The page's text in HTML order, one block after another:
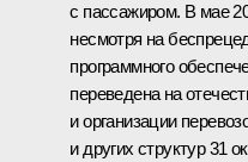
с пассажиром. В мае
несмотря на
программного
переведена на
и организации
и других структур 31